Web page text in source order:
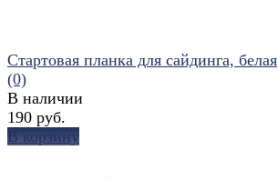
Стартовая планка для сайдинга, белая
(0)
В наличии
190 руб.
В корзину